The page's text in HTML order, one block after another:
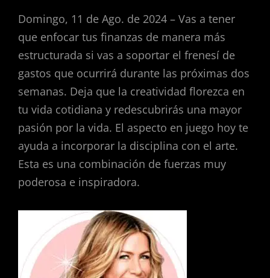
Domingo, 11 de Ago. de 2024 – Vas a tener
que enfocar tus finanzas de manera más
estructurada si vas a soportar el frenesí de
gastos que ocurrirá durante las próximas dos
semanas. Deja que la creatividad florezca en
tu vida cotidiana y redescubrirás una mayor
pasión por la vida. El aspecto en juego hoy te
ayuda a incorporar la disciplina con el arte.
Esta es una combinación de fuerzas muy
poderosa e inspiradora.